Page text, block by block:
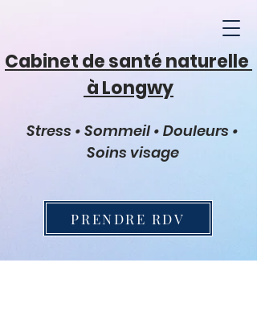
Cabinet de santé naturelle
à Longwy
Stress • Sommeil • Douleurs •
Soins visage
PRENDRE RDV